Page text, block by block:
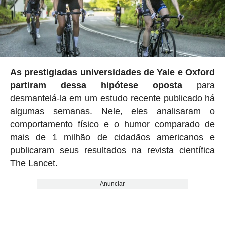
As prestigiadas universidades de Yale e Oxford
partiram dessa hipótese oposta para
desmantelá-la em um estudo recente publicado há
algumas semanas. Nele, eles analisaram o
comportamento físico e o humor comparado de
mais de 1 milhão de cidadãos americanos e
publicaram seus resultados na revista científica
The Lancet.
Anunciar